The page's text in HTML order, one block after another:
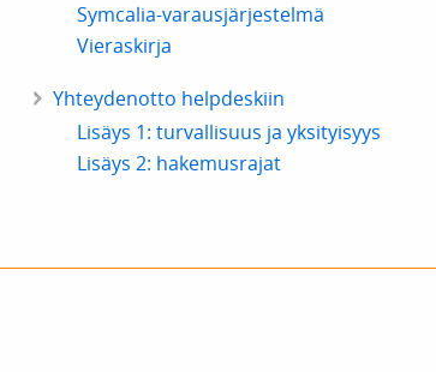
Symcalia-varausjärjestelmä
Vieraskirja
Yhteydenotto helpdeskiin
Lisäys 1: turvallisuus ja yksityisyys
Lisäys 2: hakemusrajat